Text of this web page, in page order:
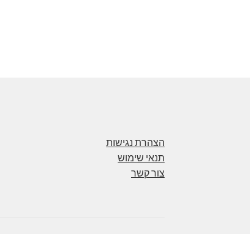
הצהרת נגישות
תנאי שימוש
צור קשר